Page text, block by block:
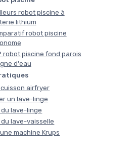
robot piscine à
lithium
robot piscine
robot piscine fond parois
d'eau
cuisson airfryer
un lave-linge
du lave-linge
du lave-vaisselle
machine Krups